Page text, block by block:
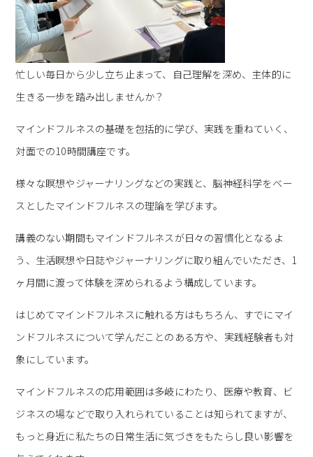
忙しい毎日から少し立ち止まって、自己理解を深め、主体的に
生きる一歩を踏み出しませんか？
マインドフルネスの基礎を包括的に学び、実践を重ねていく、
対面での10時間講座です。
様々な瞑想やジャーナリングなどの実践と、脳神経科学をベー
スとしたマインドフルネスの理論を学びます。
講義のない期間もマインドフルネスが日々の習慣化となるよ
う、生活瞑想や日誌やジャーナリングに取り組んでいただき、1
ヶ月間に渡って体験を深められるよう構成しています。
はじめてマインドフルネスに触れる方はもちろん、すでにマイ
ンドフルネスについて学んだことのある方や、実践経験者も対
象にしています。
マインドフルネスの応用範囲は多岐にわたり、医療や教育、ビ
ジネスの場などで取り入れられていることは知られてますが、
もっと身近に私たちの日常生活に気づきをもたらし良い影響を